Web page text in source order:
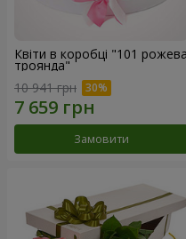
Квіти в коробці "101 рожева
троянда"
10 941 грн
Замовити